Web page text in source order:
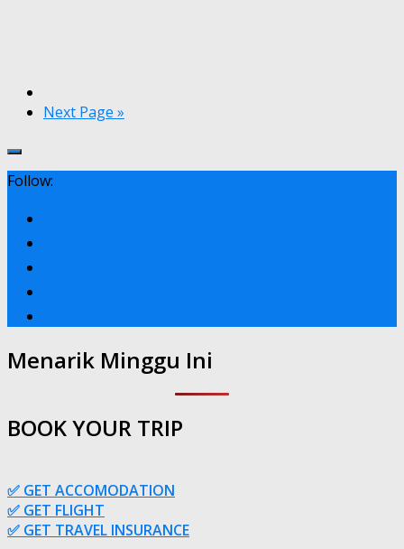
Next Page »
Follow:
Menarik Minggu Ini
BOOK YOUR TRIP
✅ GET ACCOMODATION
✅ GET FLIGHT
✅ GET TRAVEL INSURANCE